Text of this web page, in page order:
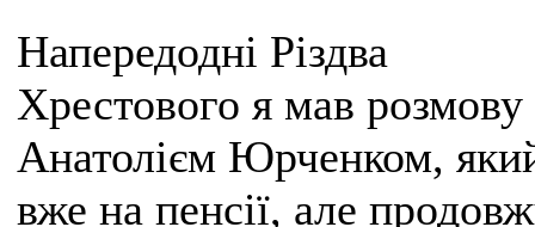
Напередодні Різдва
Хрестового я мав розмову
Анатолієм Юрченком,
вже на пенсії, але